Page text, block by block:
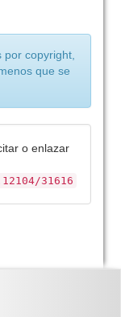
copyright,
que se
o enlazar
31616